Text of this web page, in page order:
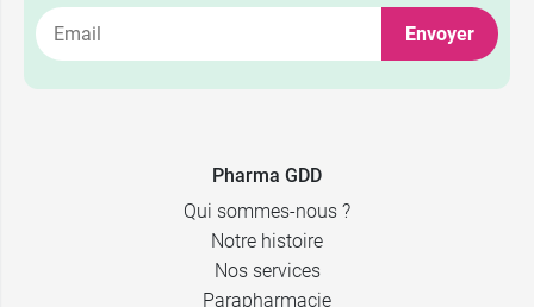
15 ml
Envoyer
Pharma GDD
Qui sommes-nous ?
Notre histoire
Nos services
Parapharmacie